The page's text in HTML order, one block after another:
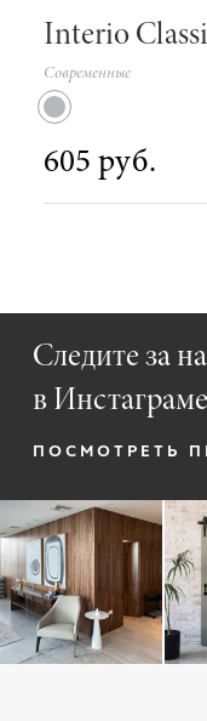
Interio
Современные
605 руб.
Следите за
в Инстаграме
ПОСМОТРЕТЬ